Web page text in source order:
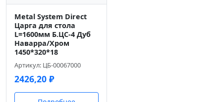
Metal System Direct
Царга для стола
L=1600мм Б.ЦС-4 Дуб
Наварра/Хром
1450*320*18
Артикул: ЦБ-00067000
2426,20 ₽